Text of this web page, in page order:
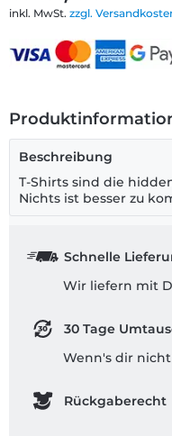
inkl. MwSt. zzgl.
Beschreibung
T-Shirts sind die
Nichts ist besser zu
Schnelle
Wir liefern mit
30 Tage
Wenn's dir
Rückgaberecht